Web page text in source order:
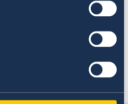
till, utan att invänta
nödappeller och extra